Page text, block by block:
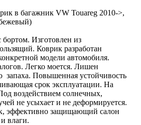
в багажник VW Touareg 2010->,
Изготовлен из
Коврик разработан
модели автомобиля.
Легко моется. Лишен
запаха. Повышенная устойчивость
срок эксплуатации. На
воздействием солнечных,
не усыхает и не деформируется.
эффективно защищающий салон
влаги.